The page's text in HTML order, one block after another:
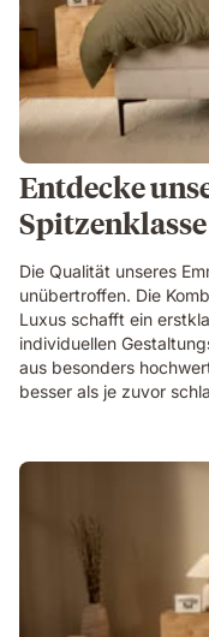
Entdecke
Spitzenklasse
Die Qualität unseres
unübertroffen. Die
Luxus schafft ein
individuellen
aus besonders
besser als je zuvor